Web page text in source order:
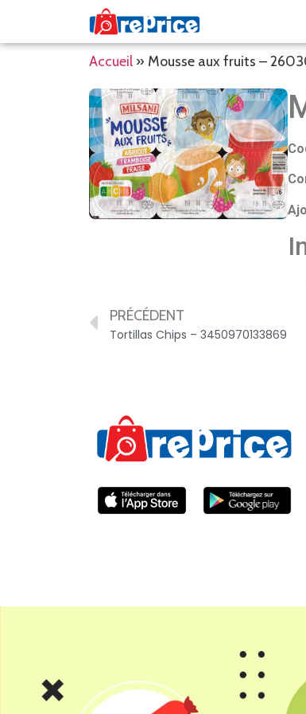
Accueil » Mousse aux fruits –
PRÉCÉDENT
Tortillas Chips – 3450970133869